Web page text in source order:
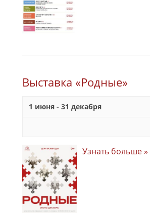
Выставка «Родные»
1 июня - 31 декабря
Узнать больше »